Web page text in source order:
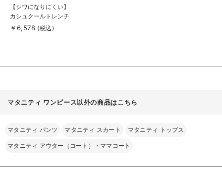
商
品
詳
細
を
【シワになりにくい】
カシュクールトレンチ
ライク2WAYワンピー
￥6,578 (税込)
マタニティ ワンピース以外の商品はこちら
マタニティ パンツ マタニティ スカート マタニティ トップス
マタニティ アウター（コート）・ママコート